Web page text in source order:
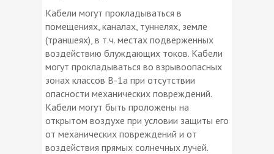
Кабели могут прокладываться в
помещениях, каналах, туннелях, земле
(траншеях), в т.ч. местах подверженных
воздействию блуждающих токов. Кабели
могут прокладываться во взрывоопасных
зонах классов В-1а при отсутствии
опасности механических повреждений.
Кабели могут быть проложены на
открытом воздухе при условии защиты его
от механических повреждений и от
воздействия прямых солнечных лучей.